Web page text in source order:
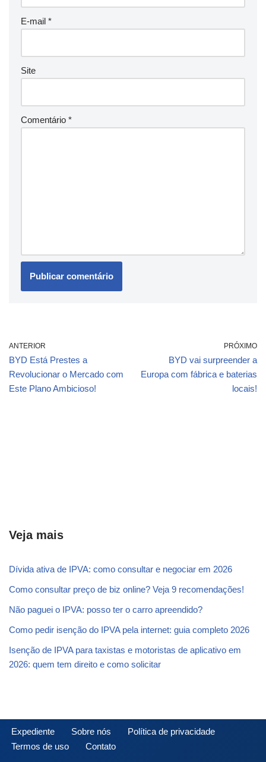
E-mail *
Site
Comentário *
ANTERIOR
BYD Está Prestes a
Revolucionar o Mercado com
Este Plano Ambicioso!
PRÓXIMO
BYD vai surpreender a
Europa com fábrica e baterias
locais!
Veja mais
Dívida ativa de IPVA: como consultar e negociar em 2026
Como consultar preço de biz online? Veja 9 recomendações!
Não paguei o IPVA: posso ter o carro apreendido?
Como pedir isenção do IPVA pela internet: guia completo 2026
Isenção de IPVA para taxistas e motoristas de aplicativo em
2026: quem tem direito e como solicitar
Expediente Sobre nós
Política de privacidade
Termos de uso
Contato